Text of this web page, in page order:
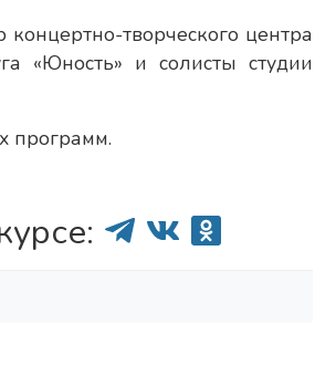
творческого центра
«Юность» и солисты студии
программ.